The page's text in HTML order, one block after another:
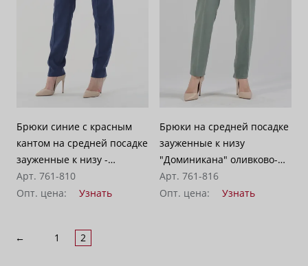
Брюки синие с красным
кантом на средней посадке
зауженные к низу -
"Доминикана"
Арт. 761-810
Опт. цена:
Узнать
Брюки на средней посадке
зауженные к низу
"Доминикана" оливково-
зеленые с кантом
Арт. 761-816
Опт. цена:
Узнать
← 1 2